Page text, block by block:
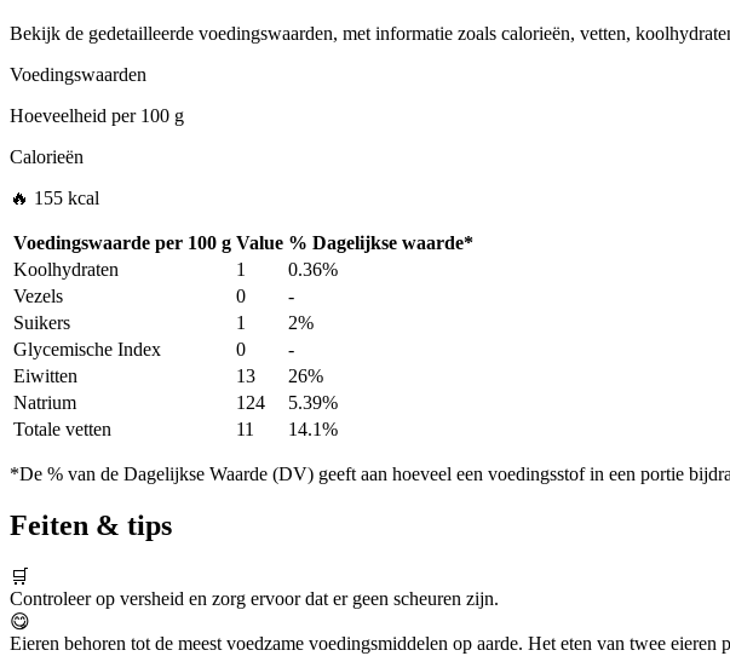
Bekijk de gedetailleerde voedingswaarden, met informatie zoals calorieën, vetten,
Voedingswaarden
Hoeveelheid per100 g
Calorieën
🔥 155 kcal
Voedingswaarde per 100 g Value % Dagelijkse waarde*
Koolhydraten
1
0.36%
Vezels
0
-
Suikers
1
2%
Glycemische Index
0
-
Eiwitten
13
26%
Natrium
124
5.39%
Totale vetten
11 14.1%
*De % van de Dagelijkse Waarde (DV) geeft aan hoeveel een voedingsstof in een portie
Feiten & tips
🛒
Controleer op versheid en zorg ervoor dat er geen scheuren zijn.
😋
Eieren behoren tot de meest voedzame voedingsmiddelen op aarde. Het eten van twee